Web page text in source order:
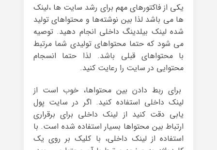
یکی از فاکتورهای مهم برای رشد سایت ها ،لینک
ها می باشد لذا بین نوشته‌ها و محتواهای تولید
شده لینک بیلدینگ داخلی انجام دهید. توصیه
می شود که حتما محتواهای تولیدی شما مرتبط
با محتواهای قبلی باشد. لذا حتما انسجام
محتوایی در سایت را رعایت کنید.
برای ربط دادن بین محتواها، خوب است از
لینک داخلی استفاده کنید. اگر در سایت پول
یابی دقت کنید از لینک داخلی برای برقراری
ارتباط بین محتواها بسیار استفاده شده است. با
استفاده از لینک داخلی، با کلیک بر روی یک